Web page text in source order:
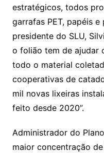
estratégicos, todos
garrafas PET, papéis
presidente do SLU,
o folião tem de ajudar
todo o material
cooperativas de
mil novas lixeiras
feito desde 2020”.
Administrador do
maior concentração